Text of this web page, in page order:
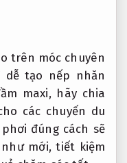
trên móc chuyên
tạo nếp nhăn
maxi, hãy chia
các chuyến du
đúng cách sẽ
mới, tiết kiệm